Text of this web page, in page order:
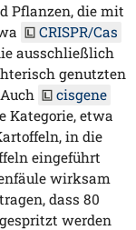
Pflanzen, die mit
CRISPR/Cas
ausschließlich
genutzten
cisgene
Kategorie, etwa
in die
eingeführt
wirksam
dass 80
werden